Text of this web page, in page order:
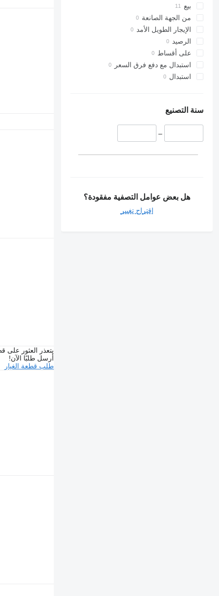
بيع
من الجهة الصانعة
الإيجار الطويل الأمد
الرصيد
على أقساط
استبدال مع دفع فرق السعر
استبدال
سنة التصنيع
–
هل بعض عوامل التصفية مفقودة؟
اقتراح تغيير
يتعذر العثور على
أرسل طلبًا الآن!
طلب قطعة الغيار